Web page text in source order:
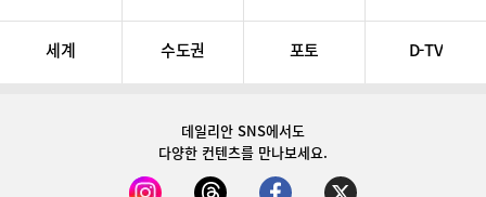
세계 수도권 포토 D-TV
데일리안 SNS에서도
다양한 컨텐츠를 만나보세요.